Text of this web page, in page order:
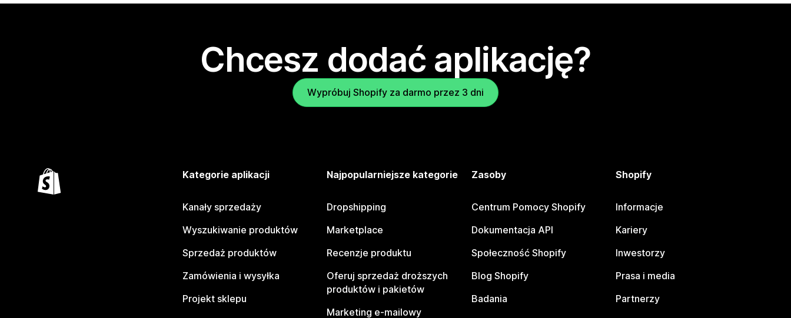
Chcesz dodać aplikację?
Wypróbuj Shopify za darmo przez 3 dni
Kategorie aplikacji
Kanały sprzedaży
Wyszukiwanie produktów
Sprzedaż produktów
Zamówienia i wysyłka
Projekt sklepu
Najpopularniejsze kategorie
Dropshipping
Marketplace
Recenzje produktu
Oferuj sprzedaż droższych
produktów i pakietów
Marketing e-mailowy
Zasoby
Centrum Pomocy Shopify
Dokumentacja API
Społeczność Shopify
Blog Shopify
Badania
Shopify
Informacje
Kariery
Inwestorzy
Prasa i media
Partnerzy